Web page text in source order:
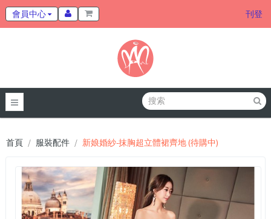
會員中心 刊登
首頁 服裝配件 新娘婚紗-抹胸超立體裙齊地 (待購中)